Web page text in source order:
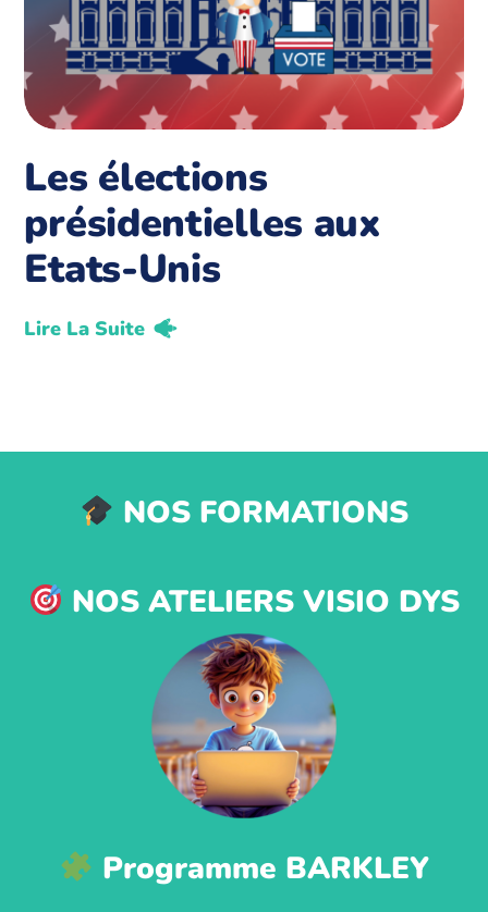
Les élections
présidentielles aux
Etats-Unis
Lire La Suite
NOS FORMATIONS
NOS ATELIERS VISIO DYS
Programme BARKLEY